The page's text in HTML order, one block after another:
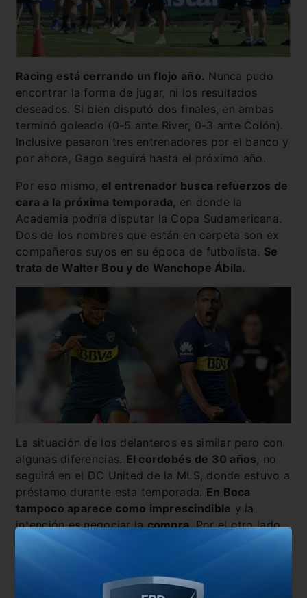
Racing está cerrando un flojo año. Nunca pudo
encontrar la forma de jugar, ni los resultados
deseados. Si bien disputó dos finales, en ambas
terminó goleado (0-5 ante River, 0-3 ante Colón).
Inclusive pasaron tres entrenadores por el banco y
por ahora, Gago seguirá hasta el próximo año.
Por eso mismo, el entrenador busca refuerzos de
cara a la próxima temporada, en donde la
Academia podría disputar la Copa Sudamericana.
Dos de los nombres que están en carpeta son ex
compañeros suyos en su época de futbolista. Se
trata de Walter Bou y de Wanchope Ábila.
La situación de los delanteros es similar pero con
algunas diferencias. El cordobés de 30 años, no
seguirá en el DC United de la MLS, donde estuvo a
préstamo durante esta temporada. En Boca
tampoco aparece como imprescindible y la
intención es negociar lacompra. Por el otro lado
aparece
Justicia,
el Halcón pretenden hacer uso de la opción de
habrá que ver si Racing entra en la